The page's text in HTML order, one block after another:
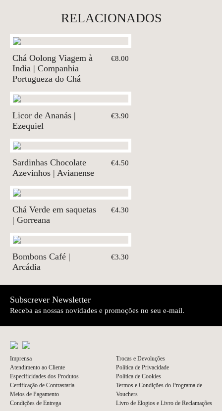
RELACIONADOS
Chá Oolong Viagem à
India | Companhia
Portugueza do Chá
€8.00
Licor de Ananás |
Ezequiel
€3.90
Sardinhas Chocolate
Azevinhos | Avianense
€4.50
Chá Verde em saquetas
| Gorreana
€4.30
Bombons Café |
Arcádia
€3.30
Subscrever Newsletter
Receba as nossas novidades e promoções no seu e-mail.
Imprensa
Atendimento ao Cliente
Especificidades dos Produtos
Certificação de Contrastaria
Meios de Pagamento
Condições de Entrega
Trocas e Devoluções
Política de Privacidade
Política de Cookies
Termos e Condições do Programa de
Vouchers
Livro de Elogios e Livro de Reclamações